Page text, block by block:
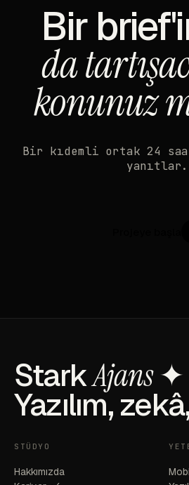
Bir
da
konunuz
Bir kıdemli ortak 24
yanıtlar.
StarkAjans✦
Yazılım,
STÜDYO
Hakkımızda